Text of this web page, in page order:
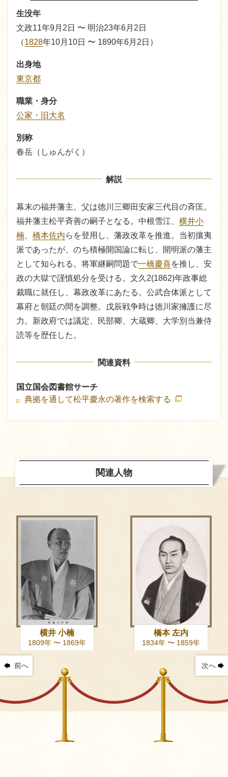
生没年
文政11年9月2日 〜 明治23年6月2日
（1828年10月10日 〜 1890年6月2日）
出身地
東京都
職業・身分
公家・旧大名
別称
春岳（しゅんがく）
解説
幕末の福井藩主。父は徳川三卿田安家三代目の斉匡。
福井藩主松平斉善の嗣子となる。中根雪江、 横井小
楠
橋本佐内らを登用し、藩政改革を推進。当初攘夷
派であったが、のち積極開国論に転じ、開明派の藩主
として知られる。将軍継嗣問題で一橋慶喜を推し、安
政の大獄で謹慎処分を受ける。文久2(1862)年政事総
裁職に就任し、幕政改革にあたる。公武合体派として
幕府と朝廷の間を調整。戊辰戦争時は徳川家擁護に尽
力。新政府では議定、民部卿、大蔵卿、大学別当兼侍
読等を歴任した。
関連資料
国立国会図書館サーチ
典拠を通して松平慶永の著作を検索する
関連人物
前へ
横井 小楠
1809年 〜 1869年
橋本 左内
1834年 〜 1859年
次へ